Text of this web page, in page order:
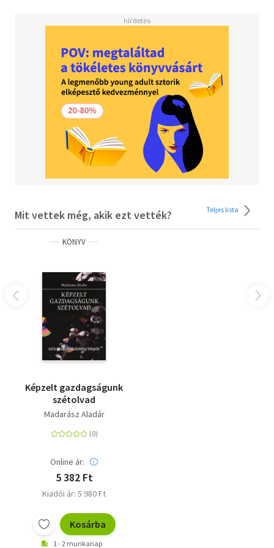
Mit vettek még, akik ezt vették? Teljes lista
KÖNYV
Képzelt gazdagságunk
szétolvad
Madarász Aladár
Online ár:
5 382 Ft
Kiadói ár: 5 980 Ft
Kosárba
1 - 2 munkanap